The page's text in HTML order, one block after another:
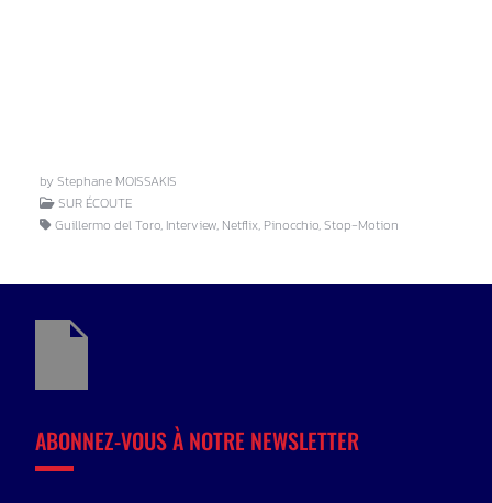
by Stephane MOISSAKIS
SUR ÉCOUTE
Guillermo del Toro, Interview, Netflix, Pinocchio, Stop-Motion
ABONNEZ-VOUS À NOTRE NEWSLETTER